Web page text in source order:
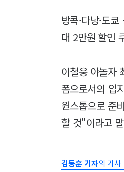
방콕·다낭·도
대 2만원 할인
이철웅 야놀자
폼으로서의 입
원스톱으로 준
할 것"이라고
김동훈 기자의 기사